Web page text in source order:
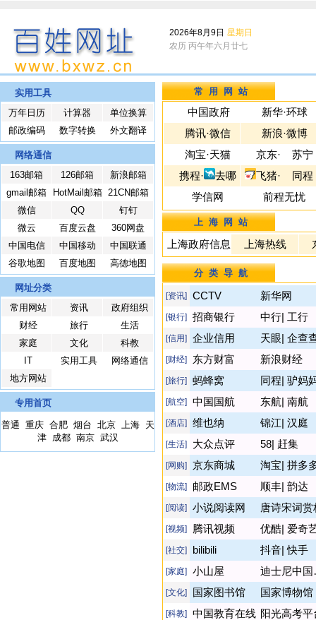
2026年8月9日 星期日
农历 丙午年六月廿七
实用工具
万年日历
计算器
单位换算
邮政编码
数字转换 外文翻译
网络通信
163邮箱
126邮箱
新浪邮箱
gmail邮箱
HotMail邮箱 21CN邮箱
微信
QQ
钉钉
微云
百度云盘
360网盘
中国电信
中国移动
中国联通
谷歌地图
百度地图 高德地图
网址分类
常用网站
资讯
政府组织
财经
旅行
生活
家庭
文化
科教
IT
实用工具
网络通信
地方网站
专用首页
普通 重庆 合肥 烟台 北京 上海
天
津
成都 南京 武汉
常用网站
中国政府 新华·环球
腾讯·微信 新浪·微博
淘宝·天猫 京东·
苏宁
携程· 去哪 飞猪·
同程
学信网
前程无忧
上海网站
上海政府信息 上海热线
分类导航
[资讯] CCTV 新华网
[银行] 招商银行 中行| 工行
[信用] 企业信用 天眼| 企查
[财经] 东方财富 新浪财经
[旅行] 蚂蜂窝 同程| 驴妈
[航空] 中国国航 东航| 南航
[酒店] 维也纳 锦江| 汉庭
[生活] 大众点评 58| 赶集
[网购] 京东商城 淘宝| 拼多
[物流] 邮政EMS 顺丰| 韵达
[阅读] 小说阅读网 唐诗宋词赏
[视频] 腾讯视频 优酷| 爱奇
[社交] bilibili 抖音|快手
[家庭] 小山屋
[文化] 国家图书馆 国家博物馆
[科教] 中国教育在线 阳光高考平